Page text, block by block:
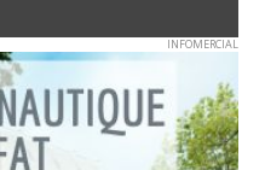
INFOMERCIAL